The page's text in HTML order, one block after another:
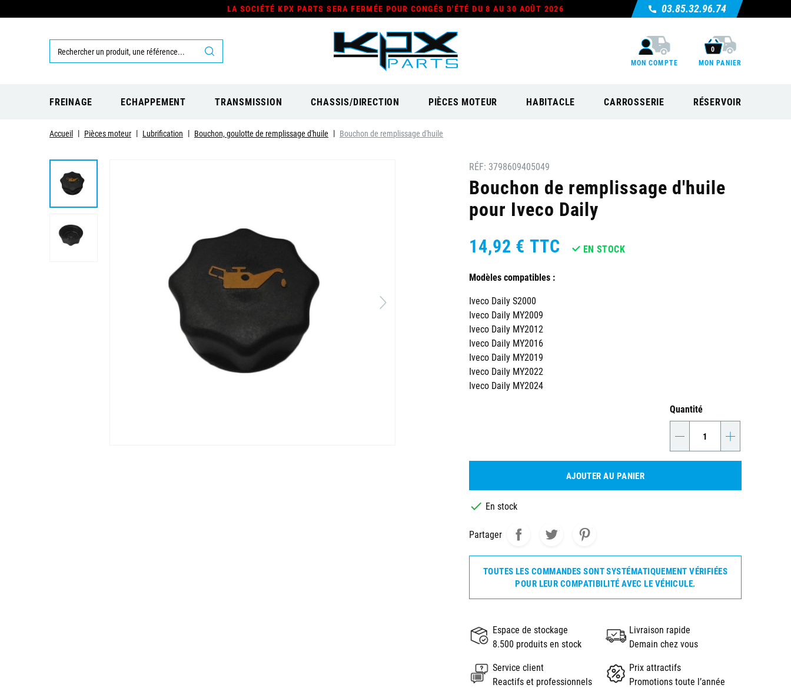
LA SOCIÉTÉ KPX PARTS SERA FERMÉE POUR CONGÉS D'ÉTÉ DU 8 AU 30 AOÛT 2026 03.85.32.96.74
MON COMPTE
0
MON PANIER
FREINAGE ECHAPPEMENT TRANSMISSION CHASSIS/DIRECTION PIÈCES MOTEUR HABITACLE CARROSSERIE RÉSERVOIR
Accueil Pièces moteur Lubrification Bouchon, goulotte de remplissage d'huile Bouchon de remplissage d'huile
RÉF: 3798609405049
Bouchon de remplissage d'huile
pour Iveco Daily
14,92 € TTC EN STOCK
Modèles compatibles :
Iveco Daily S2000
Iveco Daily MY2009
Iveco Daily MY2012
Iveco Daily MY2016
Iveco Daily MY2019
Iveco Daily MY2022
Iveco Daily MY2024
Quantité
- +
AJOUTER AU PANIER
 En stock
Partager
TOUTES LES COMMANDES SONT SYSTÉMATIQUEMENT VÉRIFIÉES
POUR LEUR COMPATIBILITÉ AVEC LE VÉHICULE.
Espace de stockage
8.500 produits en stock
Livraison rapide
Demain chez vous
Service client
Reactifs et professionnels
Prix attractifs
Promotions toute l’année